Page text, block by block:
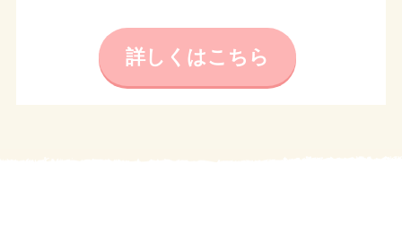
詳しくはこちら